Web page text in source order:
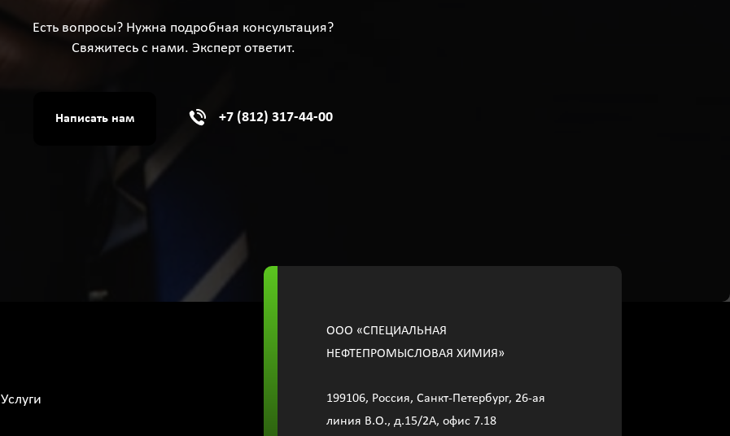
Есть вопросы? Нужна подробная консультация?
Свяжитесь с нами. Эксперт ответит.
Написать нам +7 (812) 317-44-00
Услуги
OOО «СПЕЦИАЛЬНАЯ
НЕФТЕПРОМЫСЛОВАЯ ХИМИЯ»
199106, Россия, Санкт-Петербург, 26-ая
линия В.О., д.15/2A, офис 7.18